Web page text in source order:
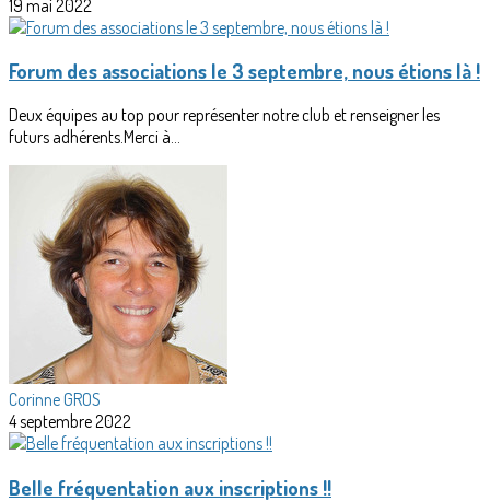
19 mai 2022
Forum des associations le 3 septembre, nous étions là !
Deux équipes au top pour représenter notre club et renseigner les
futurs adhérents.Merci à...
Corinne GROS
4 septembre 2022
Belle fréquentation aux inscriptions !!